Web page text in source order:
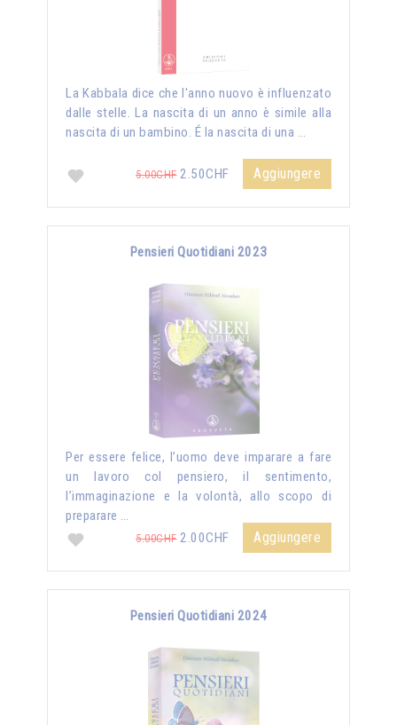
La Kabbala dice che l'anno nuovo è influenzato
dalle stelle. La nascita di un anno è simile alla
nascita di un bambino. É la nascita di una …
5.00CHF2.50CHF Aggiungere
Pensieri Quotidiani 2023
Per essere felice, l’uomo deve imparare a fare
un lavoro col pensiero, il sentimento,
l’immaginazione e la volontà, allo scopo di
preparare …
5.00CHF2.00CHF Aggiungere
Pensieri Quotidiani 2024